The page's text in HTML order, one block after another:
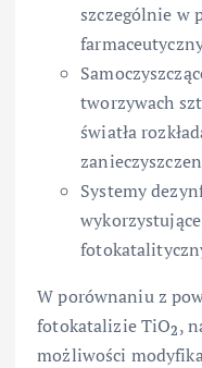
szczególnie w
tworzywach
światła
Systemy
W porównaniu z
fotokatalizie TiO2 ,
możliwości